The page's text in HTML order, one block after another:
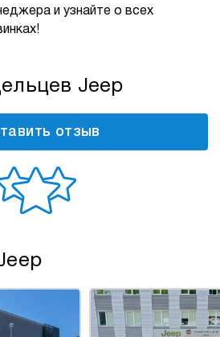
и узнайте о всех
Jeep
отзыв